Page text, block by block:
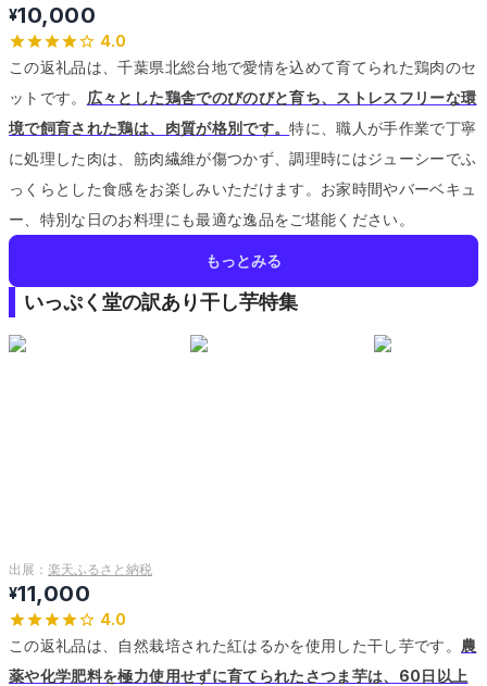
¥10,000
4.0
この返礼品は、千葉県北総台地で愛情を込めて育てられた鶏肉のセ
ットです。 広々とした鶏舎でのびのびと育ち、ストレスフリーな環
境で飼育された鶏は、肉質が格別です。特に、職人が手作業で丁寧
に処理した肉は、筋肉繊維が傷つかず、調理時にはジューシーでふ
っくらとした食感をお楽しみいただけます。 お家時間やバーベキュ
ー、特別な日のお料理にも最適な逸品をご堪能ください。
もっとみる
いっぷく堂の訳あり干し芋特集
出展： 楽天ふるさと納税
¥11,000
4.0
この返礼品は、自然栽培された紅はるかを使用した干し芋です。 農
薬や化学肥料を極力使用せずに育てられたさつま芋は、60日以上